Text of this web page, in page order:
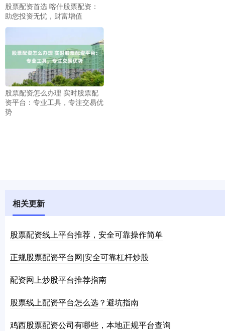
股票配资首选 喀什股票配资：
助您投资无忧，财富增值
股票配资怎么办理 实时股票配
资平台：专业工具，专注交易优
势
相关更新
股票配资线上平台推荐，安全可靠操作简单
正规股票配资平台网|安全可靠杠杆炒股
配资网上炒股平台推荐指南
股票线上配资平台怎么选？避坑指南
鸡西股票配资公司有哪些，本地正规平台查询